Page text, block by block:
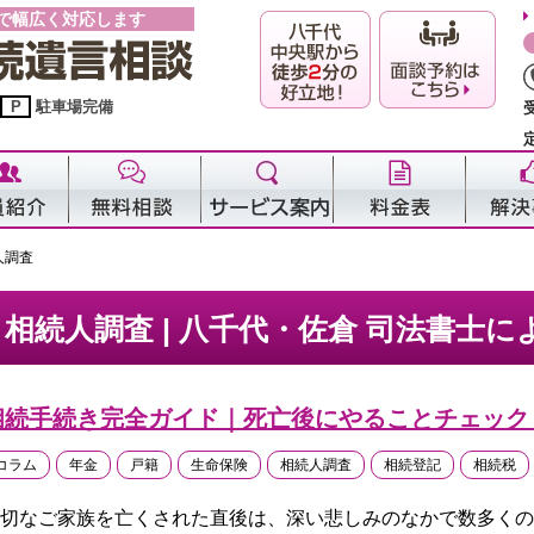
幅広く対応します
P 駐車場完備
調査
相続人調査 | 八千代・佐倉 司法書士に
続手続き完全ガイド｜死亡後にやることチェッ
ラム 年金 戸籍 生命保険 相続人調査 相続登記 相続税
なご家族を亡くされた直後は、深い悲しみのなかで数多く